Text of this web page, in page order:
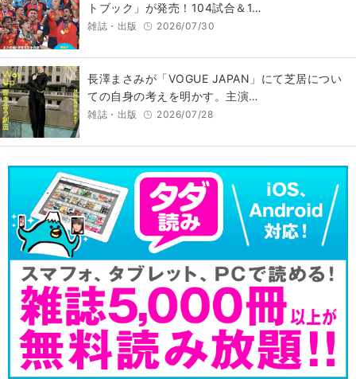
トブック」が発売！104試合＆1…
雑誌・出版 2026/07/30
長澤まさみが「VOGUE JAPAN」にて芝居につい
ての自身の考えを明かす。主演…
雑誌・出版 2026/07/28